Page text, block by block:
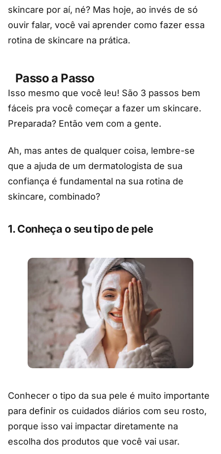
skincare por aí, né? Mas hoje, ao invés de só
ouvir falar, você vai aprender como fazer essa
rotina de skincare na prática.
Passo a Passo
Isso mesmo que você leu! São 3 passos bem
fáceis pra você começar a fazer um skincare.
Preparada? Então vem com a gente.
Ah, mas antes de qualquer coisa, lembre-se
que a ajuda de um dermatologista de sua
confiança é fundamental na sua rotina de
skincare, combinado?
1. Conheça o seu tipo de pele
Conhecer o tipo da sua pele é muito importante
para definir os cuidados diários com seu rosto,
porque isso vai impactar diretamente na
escolha dos produtos que você vai usar.